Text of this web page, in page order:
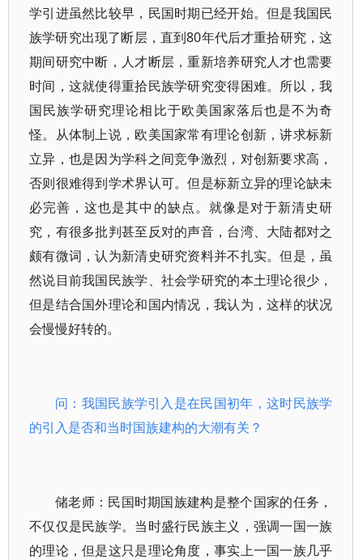
学引进虽然比较早，民国时期已经开始。但是我国民
族学研究出现了断层，直到80年代后才重拾研究，这
期间研究中断，人才断层，重新培养研究人才也需要
时间，这就使得重拾民族学研究变得困难。所以，我
国民族学研究理论相比于欧美国家落后也是不为奇
怪。从体制上说，欧美国家常有理论创新，讲求标新
立异，也是因为学科之间竞争激烈，对创新要求高，
否则很难得到学术界认可。但是标新立异的理论缺未
必完善，这也是其中的缺点。就像是对于新清史研
究，有很多批判甚至反对的声音，台湾、大陆都对之
颇有微词，认为新清史研究资料并不扎实。但是，虽
然说目前我国民族学、社会学研究的本土理论很少，
但是结合国外理论和国内情况，我认为，这样的状况
会慢慢好转的。
问：我国民族学引入是在民国初年，这时民族学
的引入是否和当时国族建构的大潮有关？
储老师：民国时期国族建构是整个国家的任务，
不仅仅是民族学。当时盛行民族主义，强调一国一族
的理论，但是这只是理论角度，事实上一国一族几乎